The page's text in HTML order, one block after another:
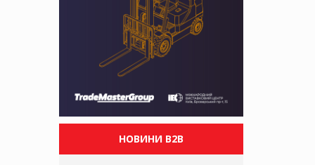
НОВИНИ B2B